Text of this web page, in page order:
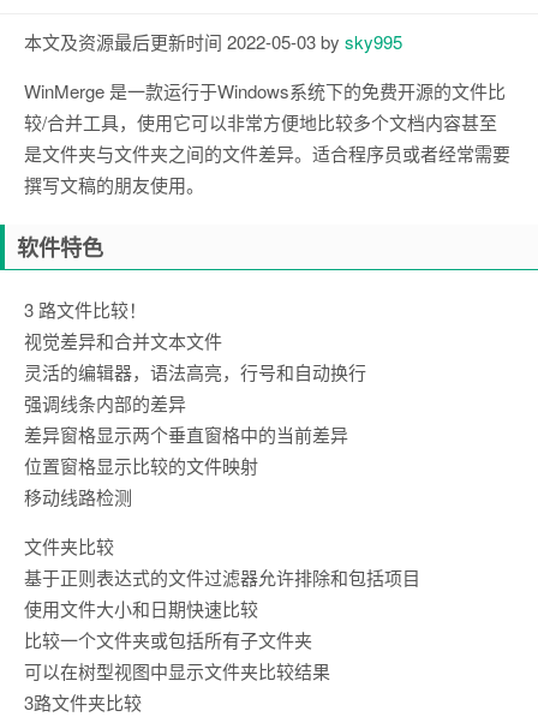
本文及资源最后更新时间 2022-05-03 by sky995
WinMerge 是一款运行于Windows系统下的免费开源的文件比
较/合并工具，使用它可以非常方便地比较多个文档内容甚至
是文件夹与文件夹之间的文件差异。适合程序员或者经常需要
撰写文稿的朋友使用。
软件特色
3 路文件比较！
视觉差异和合并文本文件
灵活的编辑器，语法高亮，行号和自动换行
强调线条内部的差异
差异窗格显示两个垂直窗格中的当前差异
位置窗格显示比较的文件映射
移动线路检测
文件夹比较
基于正则表达式的文件过滤器允许排除和包括项目
使用文件大小和日期快速比较
比较一个文件夹或包括所有子文件夹
可以在树型视图中显示文件夹比较结果
3路文件夹比较